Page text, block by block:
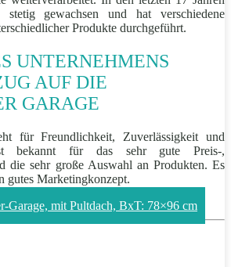
stetig gewachsen und hat verschiedene
Produkte durchgeführt.
UNTERNEHMENS
AUF DIE
GARAGE
für Freundlichkeit, Zuverlässigkeit und
bekannt für das sehr gute Preis-,
die sehr große Auswahl an Produkten. Es
gutes Marketingkonzept.
mit Pultdach, BxT: 78×96 cm